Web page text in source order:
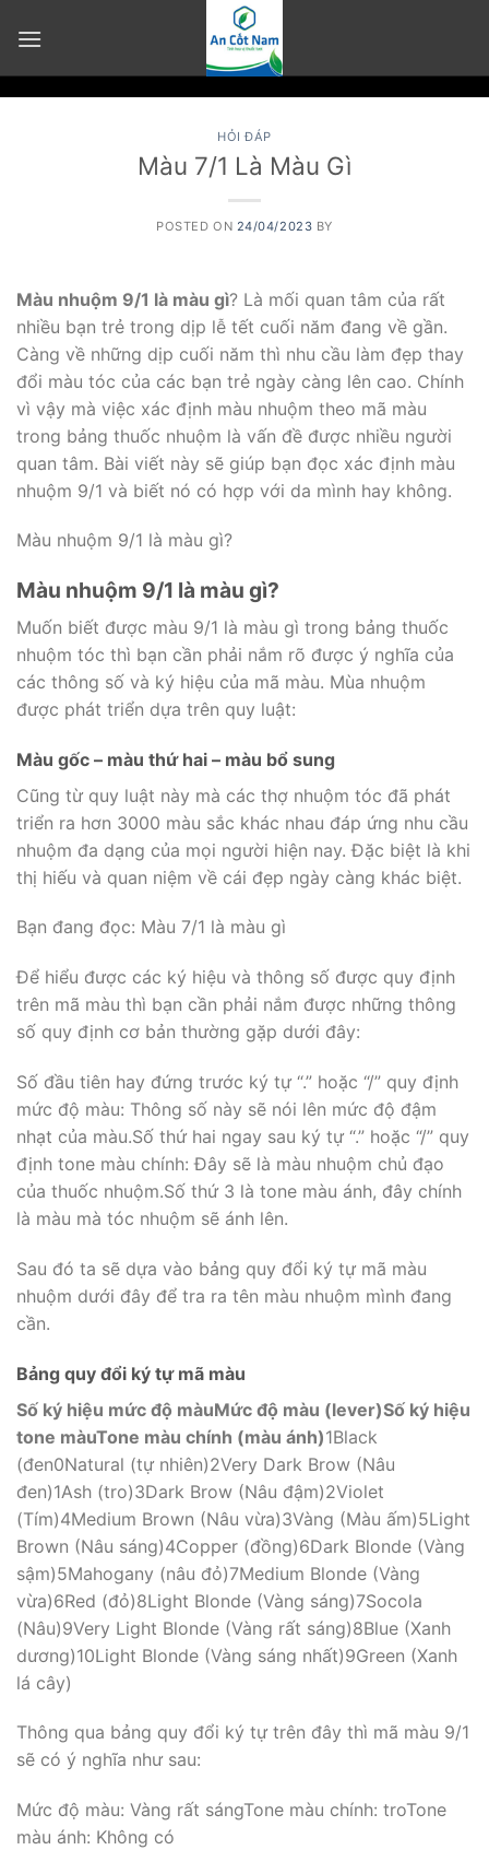
HỎI ĐÁP
Màu 7/1 Là Màu Gì
POSTED ON 24/04/2023 BY
Màu nhuộm 9/1 là màu gì? Là mối quan tâm của rất
nhiều bạn trẻ trong dịp lễ tết cuối năm đang về gần.
Càng về những dịp cuối năm thì nhu cầu làm đẹp thay
đổi màu tóc của các bạn trẻ ngày càng lên cao. Chính
vì vậy mà việc xác định màu nhuộm theo mã màu
trong bảng thuốc nhuộm là vấn đề được nhiều người
quan tâm. Bài viết này sẽ giúp bạn đọc xác định màu
nhuộm 9/1 và biết nó có hợp với da mình hay không.
Màu nhuộm 9/1 là màu gì?
Màu nhuộm 9/1 là màu gì?
Muốn biết được màu 9/1 là màu gì trong bảng thuốc
nhuộm tóc thì bạn cần phải nắm rõ được ý nghĩa của
các thông số và ký hiệu của mã màu. Mùa nhuộm
được phát triển dựa trên quy luật:
Màu gốc – màu thứ hai – màu bổ sung
Cũng từ quy luật này mà các thợ nhuộm tóc đã phát
triển ra hơn 3000 màu sắc khác nhau đáp ứng nhu cầu
nhuộm đa dạng của mọi người hiện nay. Đặc biệt là khi
thị hiếu và quan niệm về cái đẹp ngày càng khác biệt.
Bạn đang đọc: Màu 7/1 là màu gì
Để hiểu được các ký hiệu và thông số được quy định
trên mã màu thì bạn cần phải nắm được những thông
số quy định cơ bản thường gặp dưới đây:
Số đầu tiên hay đứng trước ký tự “.” hoặc “/” quy định
mức độ màu: Thông số này sẽ nói lên mức độ đậm
nhạt của màu.Số thứ hai ngay sau ký tự “.” hoặc “/” quy
định tone màu chính: Đây sẽ là màu nhuộm chủ đạo
của thuốc nhuộm.Số thứ 3 là tone màu ánh, đây chính
là màu mà tóc nhuộm sẽ ánh lên.
Sau đó ta sẽ dựa vào bảng quy đổi ký tự mã màu
nhuộm dưới đây để tra ra tên màu nhuộm mình đang
cần.
Bảng quy đổi ký tự mã màu
Số ký hiệu mức độ màuMức độ màu (lever)Số ký hiệu
tone màuTone màu chính (màu ánh)1Black
(đen0Natural (tự nhiên)2Very Dark Brow (Nâu
đen)1Ash (tro)3Dark Brow (Nâu đậm)2Violet
(Tím)4Medium Brown (Nâu vừa)3Vàng (Màu ấm)5Light
Brown (Nâu sáng)4Copper (đồng)6Dark Blonde (Vàng
sậm)5Mahogany (nâu đỏ)7Medium Blonde (Vàng
vừa)6Red (đỏ)8Light Blonde (Vàng sáng)7Socola
(Nâu)9Very Light Blonde (Vàng rất sáng)8Blue (Xanh
dương)10Light Blonde (Vàng sáng nhất)9Green (Xanh
lá cây)
Thông qua bảng quy đổi ký tự trên đây thì mã màu 9/1
sẽ có ý nghĩa như sau:
Mức độ màu: Vàng rất sángTone màu chính: troTone
màu ánh: Không có